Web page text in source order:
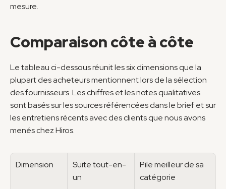
mesure.
Comparaison côte à côte
Le tableau ci-dessous réunit les six dimensions que la
plupart des acheteurs mentionnent lors de la sélection
des fournisseurs. Les chiffres et les notes qualitatives
sont basés sur les sources référencées dans le brief et sur
les entretiens récents avec des clients que nous avons
menés chez Hiros.
Dimension
Suite tout-en-
un
Pile meilleur de sa
catégorie